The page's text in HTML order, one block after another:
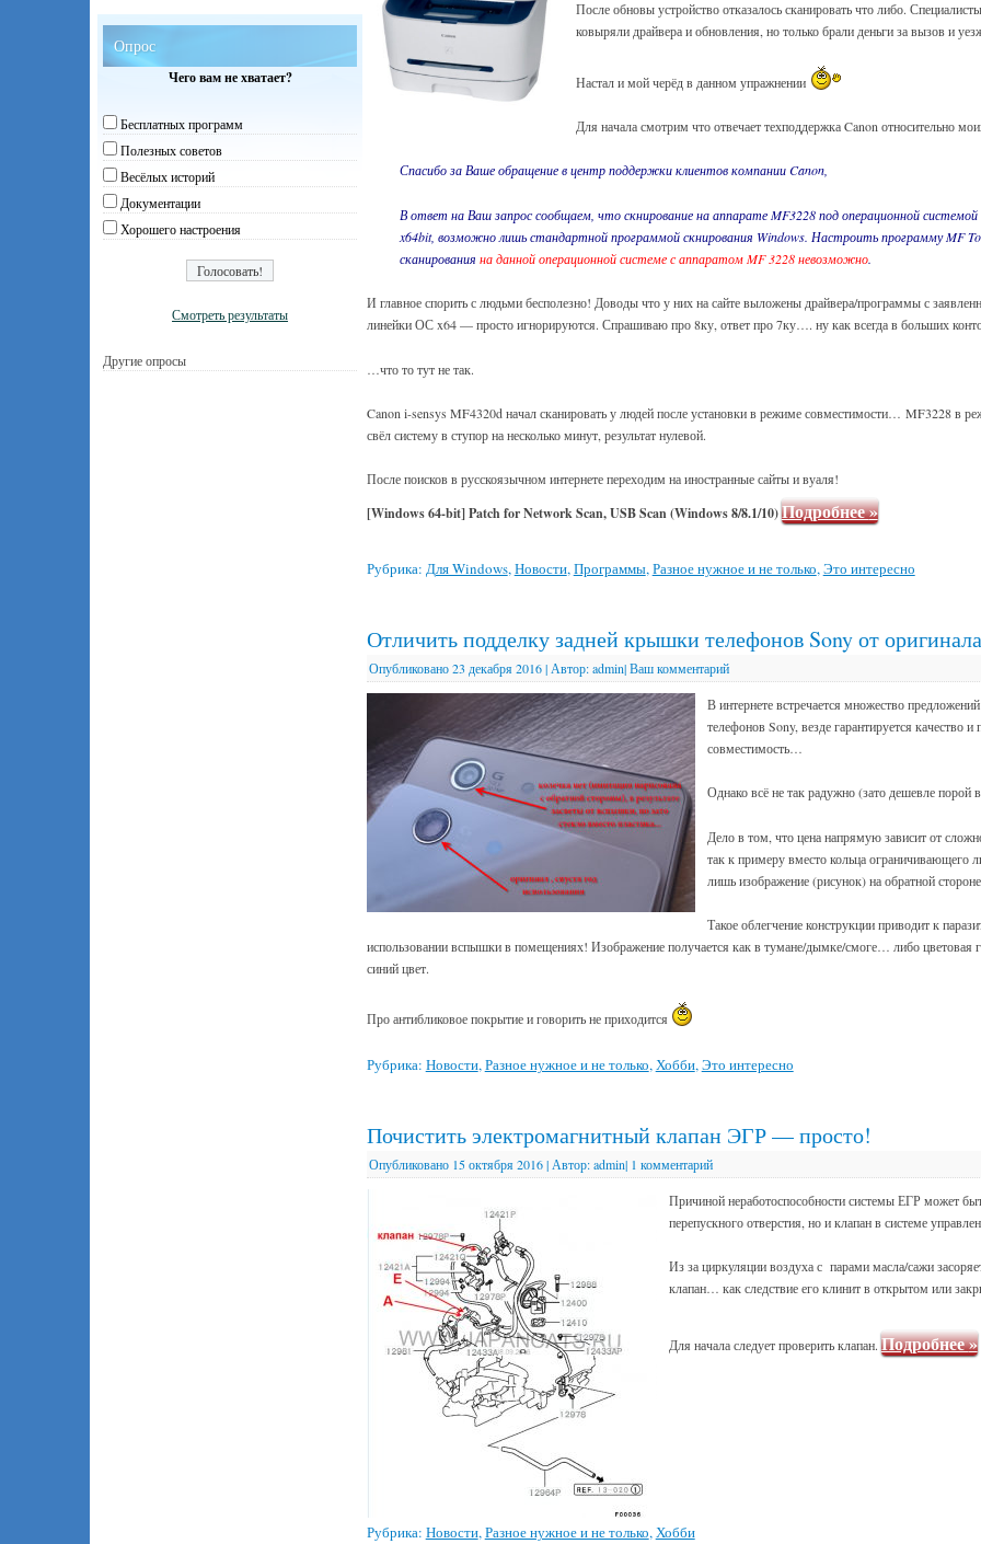
После обновы устройство отказалось сканировать что либо.
ковыряли драйвера и обновления, но только брали деньги за вызов и
Настал и мой черёд в данном упражнении
Для начала смотрим что отвечает техподдержка Canon относительно
Спасибо за Ваше обращение в центр поддержки клиентов компании Canon,
В ответ на Ваш запрос сообщаем, что скнирование на аппарате MF3228 под операционной системой
x64bit, возможно лишь стандартной программой скнирования Windows. Настроить программу MF
сканирования на данной операционной системе с аппаратом MF 3228 невозможно.
И главное спорить с людьми бесполезно! Доводы что у них на сайте выложены драйвера/программы с
линейки ОС x64 — просто игнорируются. Спрашиваю про 8ку, ответ про 7ку…. ну как всегда в больших
…что то тут не так.
Canon i-sensys MF4320d начал сканировать у людей после установки в режиме совместимости… MF3228 в
свёл систему в ступор на несколько минут, результат нулевой.
После поисков в русскоязычном интернете переходим на иностранные сайты и вуаля!
[Windows 64-bit] Patch for Network Scan, USB Scan (Windows 8/8.1/10)Подробнее»
Рубрика: Для Windows,Новости,Программы,Разное нужное и не только,Это интересно
Отличить подделку задней крышки телефонов Sony от
Опубликовано 23 декабря 2016| Автор: admin| Ваш комментарий
В интернете встречается множество
телефонов Sony, везде гарантируется качество и
совместимость…
Однако всё не так радужно (зато дешевле порой
Дело в том, что цена напрямую зависит от
так к примеру вместо кольца ограничивающего
лишь изображение (рисунок) на обратной
Такое облегчение конструкции приводит к
использовании вспышки в помещениях! Изображение получается как в тумане/дымке/смоге… либо цветовая
синий цвет.
Про антибликовое покрытие и говорить не приходится
Рубрика: Новости,Разное нужное и не только,Хобби,Это интересно
Почистить электромагнитный клапан ЭГР — просто!
Опубликовано 15 октября 2016| Автор: admin| 1 комментарий
Причиной неработоспособности системы ЕГР может
перепускного отверстия, но и клапан в системе
Из за циркуляции воздуха с парами масла/сажи
клапан… как следствие его клинит в открытом или
Для начала следует проверить клапан. Подробнее»
Рубрика: Новости,Разное нужное и не только,Хобби
Опрос
Чего вам не хватает?
Бесплатных программ
Полезных советов
Весёлых историй
Документации
Хорошего настроения
Смотреть результаты
Другие опросы